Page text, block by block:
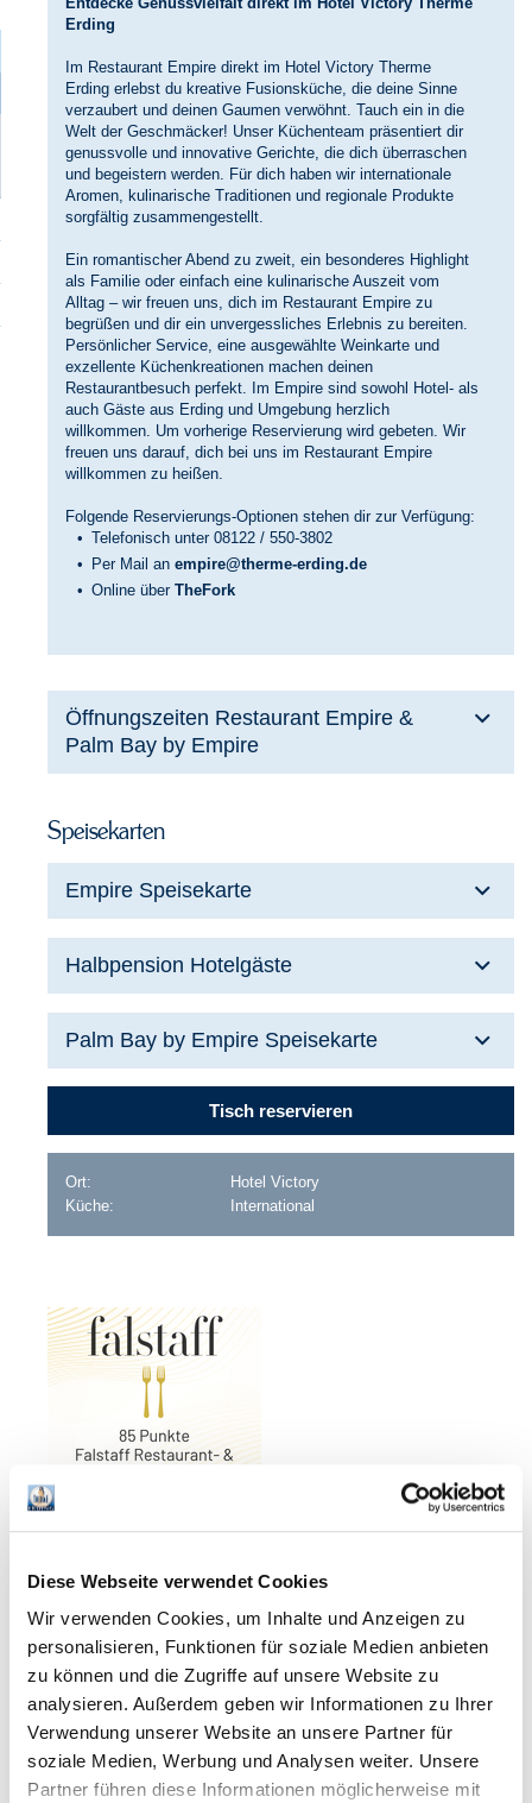
Diese Webseite verwendet Cookies
Wir verwenden Cookies, um Inhalte und Anzeigen zu
personalisieren, Funktionen für soziale Medien anbieten
zu können und die Zugriffe auf unsere Website zu
analysieren. Außerdem geben wir Informationen zu Ihrer
Verwendung unserer Website an unsere Partner für
soziale Medien, Werbung und Analysen weiter. Unsere
Partner führen diese Informationen möglicherweise mit
Erding
Im Restaurant Empire direkt im Hotel Victory Therme
Erding erlebst du kreative Fusionsküche, die deine Sinne
verzaubert und deinen Gau­men verwöhnt. Tauch ein in die
Welt der Geschmä­cker! Unser Küchenteam präsentiert dir
genussvolle und innovative Gerichte, die dich überraschen
und begeistern werden. Für dich haben wir internationale
Aromen, kulinarische Traditionen und regionale Pro­dukte
sorgfältig zusammengestellt.
Ein romantischer Abend zu zweit, ein be­sonderes Highlight
als Familie oder ein­fach eine kulinarische Auszeit vom
Alltag – wir freuen uns, dich im Restaurant Empire zu
begrüßen und dir ein unvergessliches Erlebnis zu bereiten.
Persönlicher Service, eine ausgewählte Weinkarte und
exzellente Küchenkrea­tionen machen deinen
Restaurantbesuch perfekt. Im Empire sind sowohl Hotel- als
auch Gäste aus Erding und Umgebung herzlich
willkommen. Um vorherige Reservierung wird gebeten. Wir
freuen uns darauf, dich bei uns im Restaurant Empire
willkommen zu heißen.
Folgende Reservierungs-Optionen stehen dir zur Verfügung:
Telefonisch unter 08122 / 550-3802
Per Mail an empire@therme-erding.de
Online über TheFork
Öffnungszeiten Restaurant Empire &
Palm Bay by Empire
Speisekarten
Empire Speisekarte
Halbpension Hotelgäste
Palm Bay by Empire Speisekarte
Tisch reservieren
Ort:
Hotel Victory
Küche:
International